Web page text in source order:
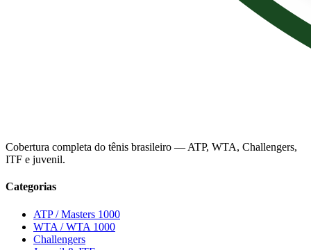
Cobertura completa do tênis brasileiro — ATP, WTA, Challengers,
ITF e juvenil.
Categorias
ATP / Masters 1000
WTA / WTA 1000
Challengers